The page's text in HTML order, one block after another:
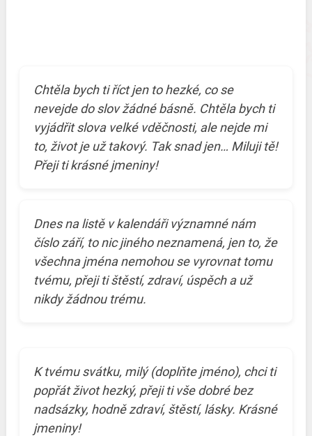
Chtěla bych ti říct jen to hezké, co se
nevejde do slov žádné básně. Chtěla bych ti
vyjádřit slova velké vděčnosti, ale nejde mi
to, život je už takový. Tak snad jen… Miluji tě!
Přeji ti krásné jmeniny!
Dnes na listě v kalendáři významné nám
číslo září, to nic jiného neznamená, jen to, že
všechna jména nemohou se vyrovnat tomu
tvému, přeji ti štěstí, zdraví, úspěch a už
nikdy žádnou trému.
K tvému svátku, milý (doplňte jméno), chci ti
popřát život hezký, přeji ti vše dobré bez
nadsázky, hodně zdraví, štěstí, lásky. Krásné
jmeniny!